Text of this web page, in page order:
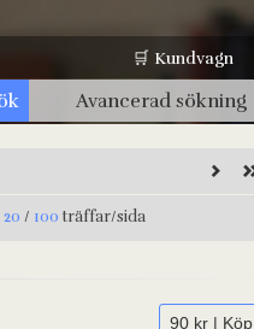
🛒 Kundvagn
Avancerad sökning
20 / 100 träffar/sida
90 kr | Köp